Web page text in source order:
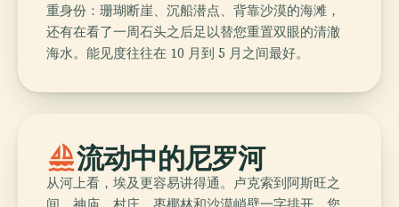
重身份：珊瑚断崖、沉船潜点、背靠沙漠的海滩，
还有在看了一周石头之后足以替您重置双眼的清澈
海水。能见度往往在 10 月到 5 月之间最好。
sailing流动中的尼罗河
从河上看，埃及更容易讲得通。卢克索到阿斯旺之